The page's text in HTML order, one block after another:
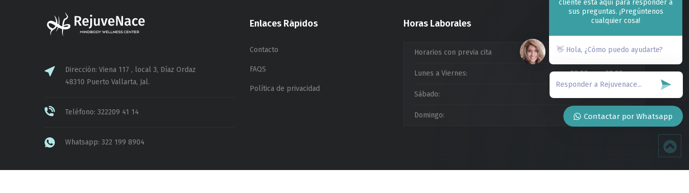
cliente está aquí para responder a
sus preguntas. ¡Pregúntenos
cualquier cosa!
👋 Hola, ¿Cómo puedo ayudarte?
Contactar por Whatsapp
Dirección: Viena 117 , local 3, Díaz Ordaz
48310 Puerto Vallarta, Jal.
Teléfono: 322209 41 14
Whatsapp: 322 199 8904
Enlaces Rápidos
Contacto
FAQS
Política de privacidad
Horas Laborales
Horarios con previa cita
Lunes a Viernes: 09:00am a 20:00pm
Sábado:
Domingo: Cerrado